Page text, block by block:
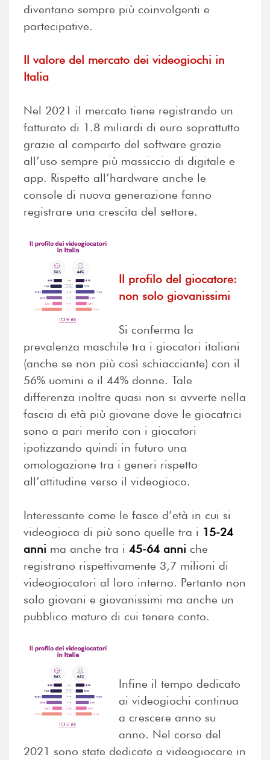
diventano sempre più coinvolgenti e
partecipative.
Il valore del mercato dei videogiochi in
Italia
Nel 2021 il mercato tiene registrando un
fatturato di 1.8 miliardi di euro soprattutto
grazie al comparto del software grazie
all’uso sempre più massiccio di digitale e
app. Rispetto all’hardware anche le
console di nuova generazione fanno
registrare una crescita del settore.
Il profilo del giocatore:
non solo giovanissimi
Si conferma la
prevalenza maschile tra i giocatori italiani
(anche se non più così schiacciante) con il
56% uomini e il 44% donne. Tale
differenza inoltre quasi non si avverte nella
fascia di età più giovane dove le giocatrici
sono a pari merito con i giocatori
ipotizzando quindi in futuro una
omologazione tra i generi rispetto
all’attitudine verso il videogioco.
Interessante come le fasce d’età in cui si
videogioca di più sono quelle tra i 15-24
anni ma anche tra i 45-64 anni che
registrano rispettivamente 3,7 milioni di
videogiocatori al loro interno. Pertanto non
solo giovani e giovanissimi ma anche un
pubblico maturo di cui tenere conto.
Infine il tempo dedicato
ai videogiochi continua
a crescere anno su
anno. Nel corso del
2021 sono state dedicate a videogiocare in